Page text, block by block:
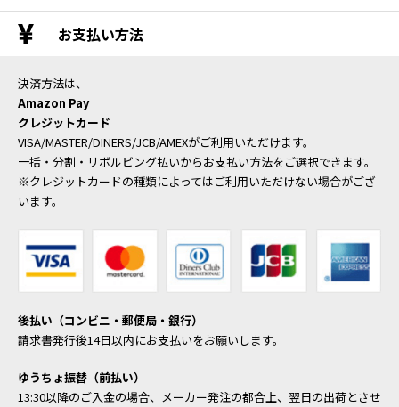
お支払い方法
決済方法は、
Amazon Pay
クレジットカード
VISA/MASTER/DINERS/JCB/AMEXがご利用いただけます。
一括・分割・リボルビング払いからお支払い方法をご選択できます。
※クレジットカードの種類によってはご利用いただけない場合がござ
います。
後払い（コンビニ・郵便局・銀行）
請求書発行後14日以内にお支払いをお願いします。
ゆうちょ振替（前払い）
13:30以降のご入金の場合、メーカー発注の都合上、翌日の出荷とさせ